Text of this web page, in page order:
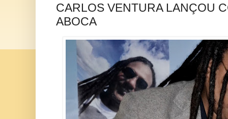
CARLOS VENTURA LANÇOU
ABOCA